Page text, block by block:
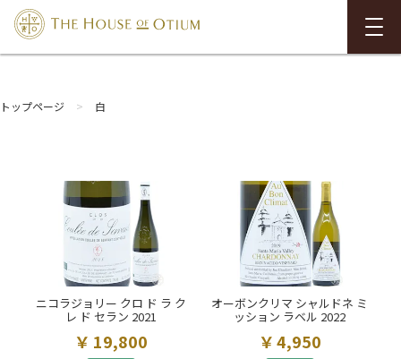
トップページ 白
ニコラジョリー クロ ド ラ ク
レ ド セラン 2021
19,800
オーボンクリマ シャルドネ ミ
ッション ラベル 2022
4,950